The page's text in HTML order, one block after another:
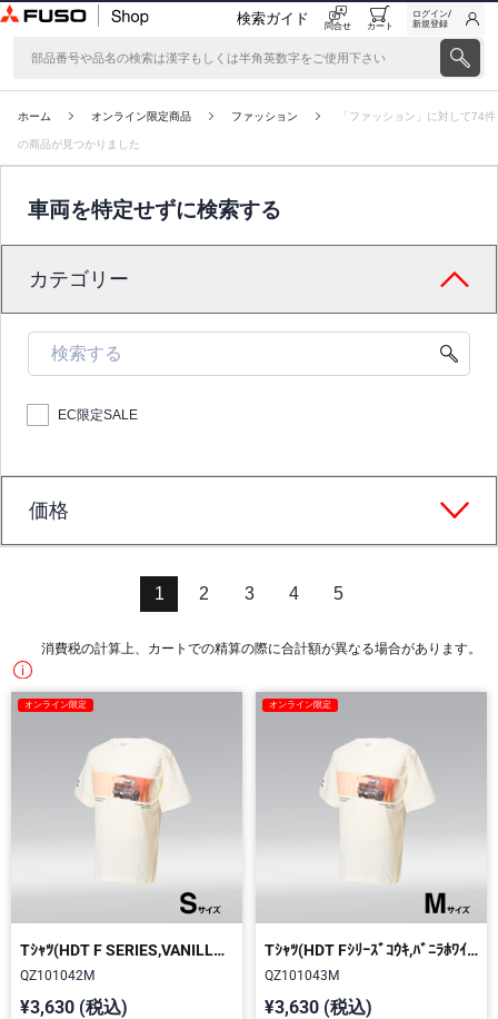
検索ガイド 問合せ カート
ログイン/
新規登録
ホーム オンライン限定商品 ファッション 「ファッション」に対して74件
の商品が見つかりました
車両を特定せずに検索する
カテゴリー
EC限定SALE
価格
1 2 3 4 5
消費税の計算上、カートでの精算の際に合計額が異なる場合があります。
オンライン限定
Tｼｬﾂ(HDT F SERIES,VANILLA WHITE,S)
QZ101042M
¥3,630 (税込)
オンライン限定
Tｼｬﾂ(HDT Fｼﾘｰｽﾞｺｳｷ,ﾊﾞﾆﾗﾎﾜｲﾄ,M)
QZ101043M
¥3,630 (税込)